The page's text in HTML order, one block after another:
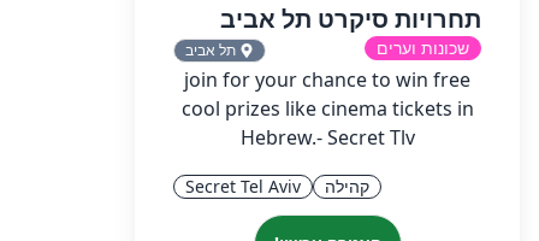
תחרויות סיקרט תל אביב
שכונות וערים תל אביב
join for your chance to win free
cool prizes like cinema tickets in
Hebrew.- Secret Tlv
קהילה Secret Tel Aviv